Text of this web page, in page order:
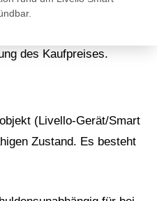
an den verkauften
des Kaufpreises.
(Livello-Gerät/Smart
Zustand. Es besteht